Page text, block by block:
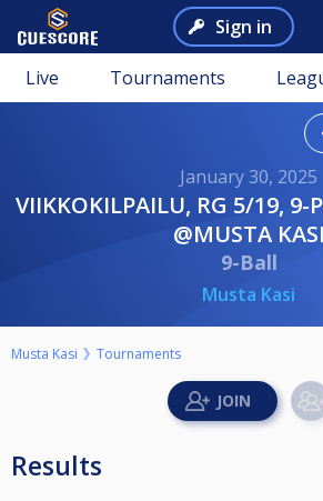
Sign in
Live Tournaments
January 30, 2025
VIIKKOKILPAILU, RG 5/19, 9-PALLO 30.1.2025
@MUSTA KASI
9-Ball
Musta Kasi
Musta Kasi Tournaments
Results